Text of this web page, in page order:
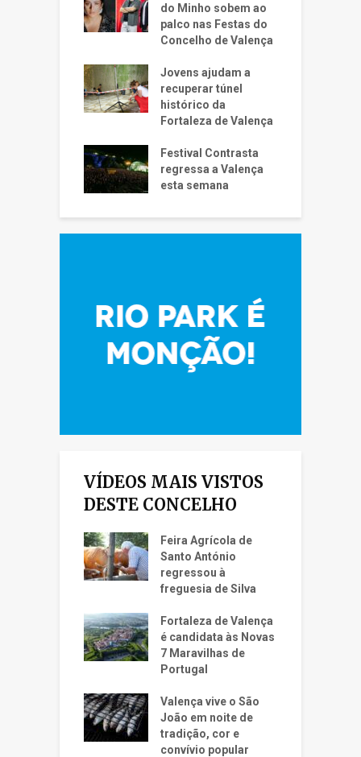
do Minho sobem ao
palco nas Festas do
Concelho de Valença
Jovens ajudam a
recuperar túnel
histórico da
Fortaleza de Valença
Festival Contrasta
regressa a Valença
esta semana
VÍDEOS MAIS VISTOS
DESTE CONCELHO
Feira Agrícola de
Santo António
regressou à
freguesia de Silva
Fortaleza de Valença
é candidata às Novas
7 Maravilhas de
Portugal
Valença vive o São
João em noite de
tradição, cor e
convívio popular